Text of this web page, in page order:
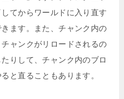
てからワールドに入り直す
ます。また、チャンク内の
ャンクがリロードされるの
りして、チャンク内のブロ
と直ることもあります。